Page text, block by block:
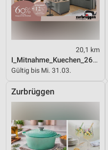
20,1 km
I_Mitnahme_Kuechen_26_ES
Gültig bis Mi. 31.03.
Zurbrüggen